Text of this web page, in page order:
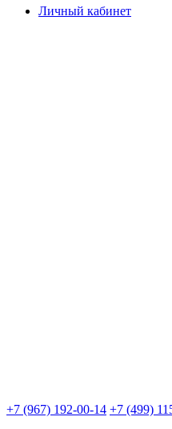
Личный кабинет
+7 (967) 192-00-14 +7 (499)